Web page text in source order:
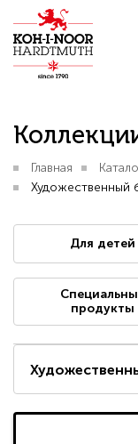
Главная
Художественный
Для детей
продукты
Цена, р.
От
Вопрос по
Товар